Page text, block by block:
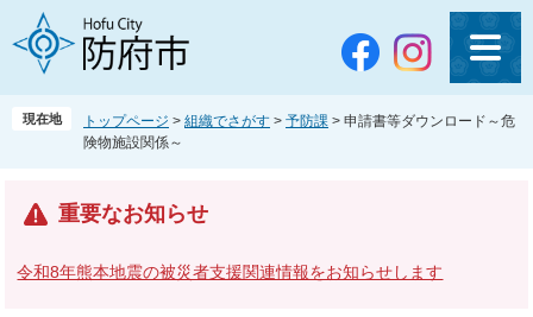
現在地 トップページ > 組織でさがす > 予防課 > 申請書等ダウンロード～危
険物施設関係～
重要なお知らせ
令和8年熊本地震の被災者支援関連情報をお知らせします